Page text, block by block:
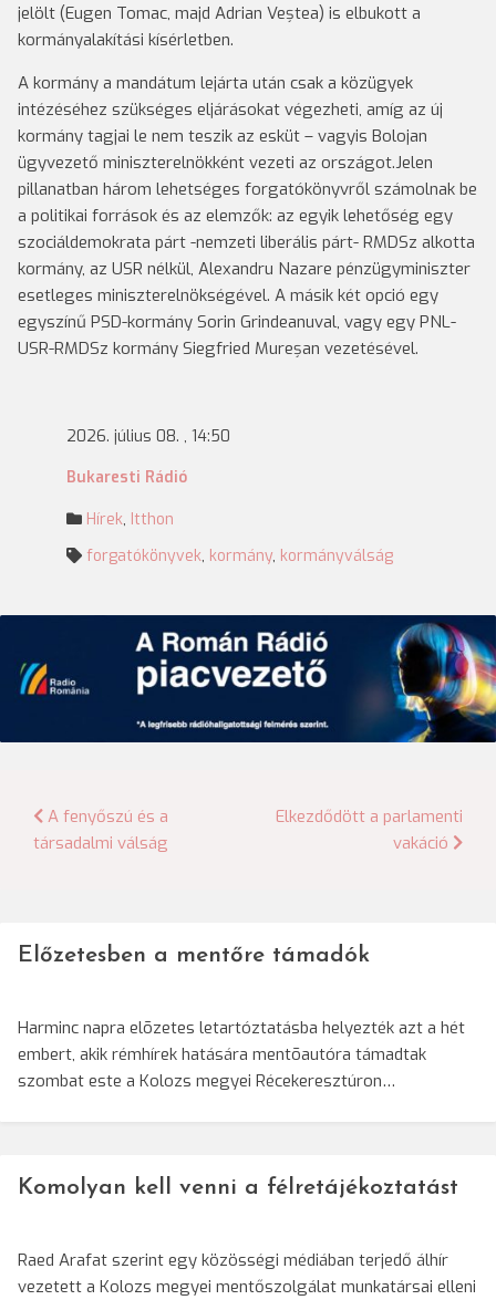
jelölt (Eugen Tomac, majd Adrian Veștea) is elbukott a
kormányalakítási kísérletben.
A kormány a mandátum lejárta után csak a közügyek
intézéséhez szükséges eljárásokat végezheti, amíg az új
kormány tagjai le nem teszik az esküt – vagyis Bolojan
ügyvezető miniszterelnökként vezeti az országot.Jelen
pillanatban három lehetséges forgatókönyvről számolnak be
a politikai források és az elemzők: az egyik lehetőség egy
szociáldemokrata párt -nemzeti liberális párt- RMDSz alkotta
kormány, az USR nélkül, Alexandru Nazare pénzügyminiszter
esetleges miniszterelnökségével. A másik két opció egy
egyszínű PSD-kormány Sorin Grindeanuval, vagy egy PNL-
USR-RMDSz kormány Siegfried Mureșan vezetésével.
2026. július 08. , 14:50
Bukaresti Rádió
Hírek, Itthon
forgatókönyvek, kormány, kormányválság
Bejegyzés
navigáció
A fenyőszú és a
társadalmi válság
Elkezdődött a parlamenti
vakáció
Előzetesben a mentőre támadók
Harminc napra elõzetes letartóztatásba helyezték azt a hét
embert, akik rémhírek hatására mentõautóra támadtak
szombat este a Kolozs megyei Récekeresztúron…
Komolyan kell venni a félretájékoztatást
Raed Arafat szerint egy közösségi médiában terjedő álhír
vezetett a Kolozs megyei mentőszolgálat munkatársai elleni